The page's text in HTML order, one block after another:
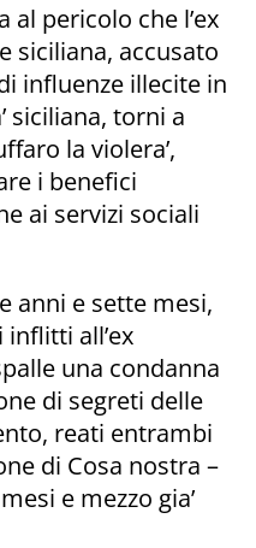
al pericolo che l’ex
siciliana, accusato
influenze illecite in
siciliana, torni a
la violera’,
i benefici
ai servizi sociali
anni e sette mesi,
inflitti all’ex
una condanna
di segreti delle
reati entrambi
di Cosa nostra –
e mezzo gia’